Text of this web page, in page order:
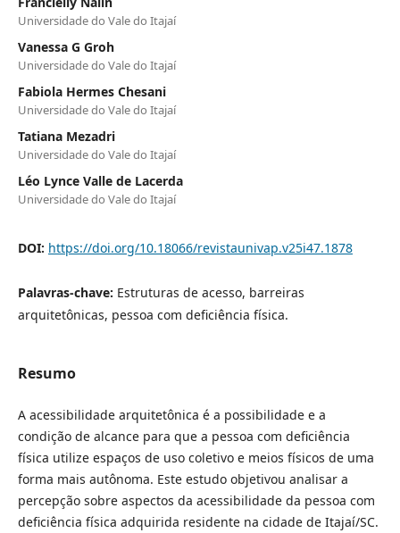
Universidade do Vale do Itajaí
Vanessa G Groh
Universidade do Vale do Itajaí
Fabiola Hermes Chesani
Universidade do Vale do Itajaí
Tatiana Mezadri
Universidade do Vale do Itajaí
Léo Lynce Valle de Lacerda
Universidade do Vale do Itajaí
DOI: https://doi.org/10.18066/revistaunivap.v25i47.1878
Palavras-chave: Estruturas de acesso, barreiras
arquitetônicas, pessoa com deficiência física.
Resumo
A acessibilidade arquitetônica é a possibilidade e a
condição de alcance para que a pessoa com deficiência
física utilize espaços de uso coletivo e meios físicos de uma
forma mais autônoma. Este estudo objetivou analisar a
percepção sobre aspectos da acessibilidade da pessoa com
deficiência física adquirida residente na cidade de Itajaí/SC.